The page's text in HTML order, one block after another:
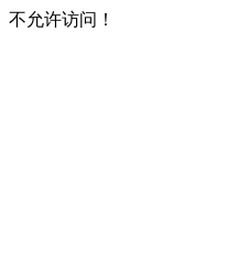
不允许访问！